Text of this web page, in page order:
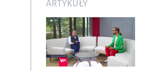
ARTYKUŁY